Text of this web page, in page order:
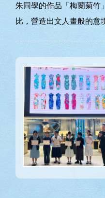
朱同學的作品「梅蘭菊竹
比，營造出文人畫般的意